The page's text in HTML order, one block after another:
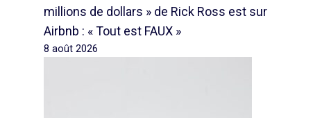
millions de dollars » de Rick Ross est sur
Airbnb : « Tout est FAUX »
8 août 2026